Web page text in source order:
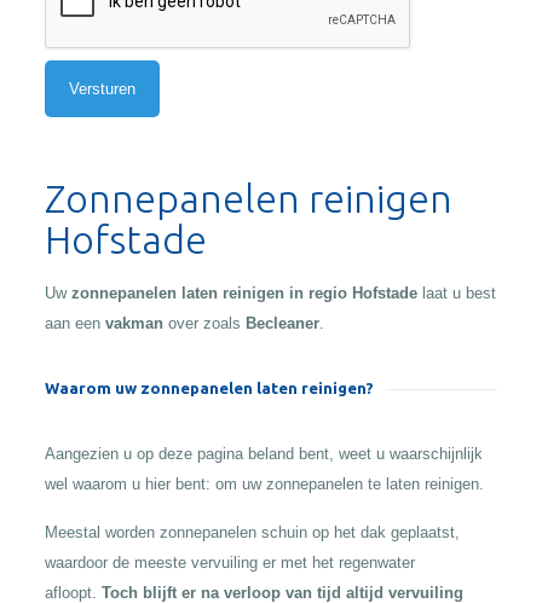
Zonnepanelen reinigen
Hofstade
Uw zonnepanelen laten reinigen in regio Hofstade laat u best
aan een vakman over zoals Becleaner.
Waarom uw zonnepanelen laten reinigen?
Aangezien u op deze pagina beland bent, weet u waarschijnlijk
wel waarom u hier bent: om uw zonnepanelen te laten reinigen.
Meestal worden zonnepanelen schuin op het dak geplaatst,
waardoor de meeste vervuiling er met het regenwater
afloopt. Toch blijft er na verloop van tijd altijd vervuiling